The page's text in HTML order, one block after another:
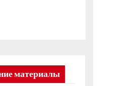
материалы